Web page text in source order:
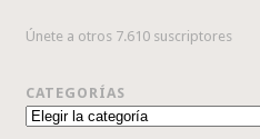
Únete a otros 7.610 suscriptores
CATEGORÍAS
Categorías